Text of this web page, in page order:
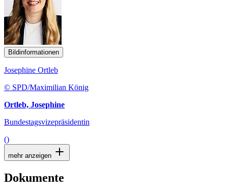
Bildinformationen
Josephine Ortleb
© SPD/Maximilian König
Ortleb, Josephine
Bundestagsvizepräsidentin
()
mehr anzeigen
Dokumente